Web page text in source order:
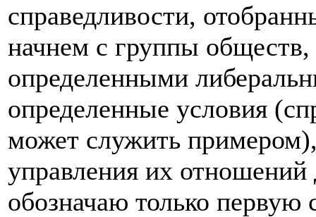
справедливости,
начнем с группы
определенными
определенные условия
может служить
управления их отношений
обозначаю только первую